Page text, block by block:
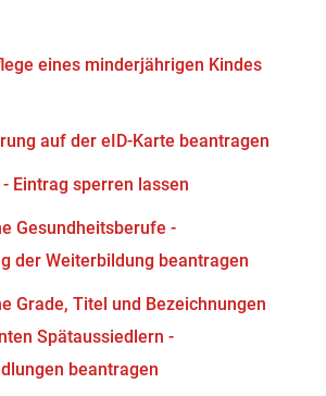
eines minderjährigen Kindes
auf der eID-Karte beantragen
Eintrag sperren lassen
Gesundheitsberufe -
der Weiterbildung beantragen
Grade, Titel und Bezeichnungen
Spätaussiedlern -
beantragen